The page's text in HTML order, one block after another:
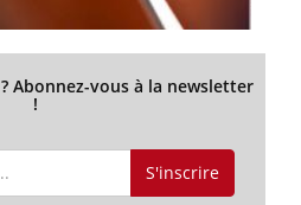
Abonnez-vous à la newsletter
!
S'inscrire